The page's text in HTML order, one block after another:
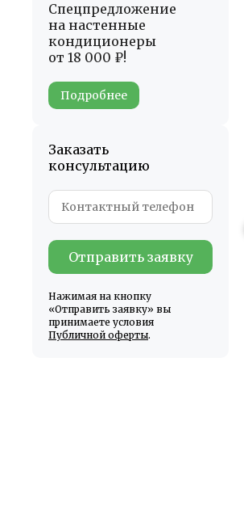
Спецпредложение
на настенные
кондиционеры
от 18 000 ₽!
Подробнее
Заказать
консультацию
Отправить заявку
Нажимая на кнопку
«Отправить заявку» вы
принимаете условия
Публичной оферты.